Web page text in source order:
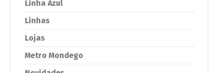
Linha Azul
Linhas
Lojas
Metro Mondego